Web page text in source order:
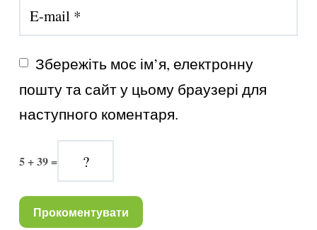
Збережіть моє ім’я, електронну
пошту та сайт у цьому браузері для
наступного коментаря.
5 + 39 =